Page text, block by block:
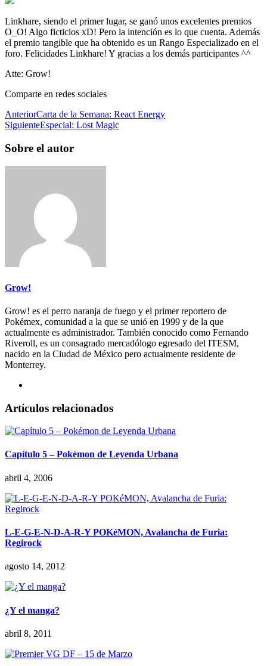
Linkhare, siendo el primer lugar, se ganó unos excelentes premios
O_O! Algo ficticios xD! Pero la intención es lo que cuenta. Además
el premio tangible que ha obtenido es un Rango Especializado en el
foro. Felicidades Linkhare! Y gracias a los demás participantes ^^
Atte: Grow!
Comparte en redes sociales
AnteriorCarta de la Semana: React Energy
SiguienteEspecial: Lost Magic
Sobre el autor
Grow!
Grow! es el perro naranja de fuego y el primer reportero de
Pokémex, comunidad a la que se unió en 1999 y de la que
actualmente es administrador. También conocido como Fernando
Riveroll, es un consagrado mercadólogo egresado del ITESM,
nacido en la Ciudad de México pero actualmente residente de
Monterrey.
Artículos relacionados
Capítulo 5 – Pokémon de Leyenda Urbana
abril 4, 2006
L-E-G-E-N-D-A-R-Y POKéMON, Avalancha de Furia:
Regirock
agosto 14, 2012
¿Y el manga?
abril 8, 2011